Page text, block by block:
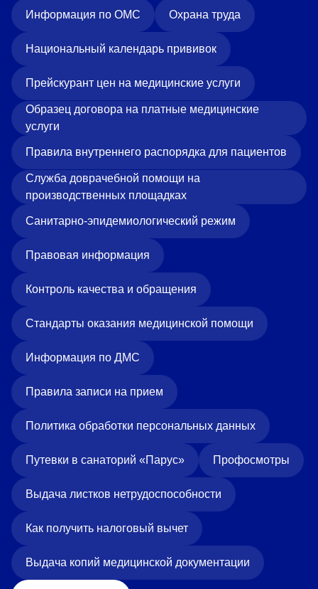
Информация по ОМС Охрана труда
Национальный календарь прививок
Прейскурант цен на медицинские услуги
Образец договора на платные медицинские
услуги
Правила внутреннего распорядка для пациентов
Служба доврачебной помощи на
производственных площадках
Санитарно-эпидемиологический режим
Правовая информация
Контроль качества и обращения
Стандарты оказания медицинской помощи
Информация по ДМС
Правила записи на прием
Политика обработки персональных данных
Путевки в санаторий «Парус» Профосмотры
Выдача листков нетрудоспособности
Как получить налоговый вычет
Выдача копий медицинской документации